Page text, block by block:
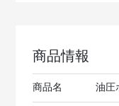
商品情報
商品名 油圧